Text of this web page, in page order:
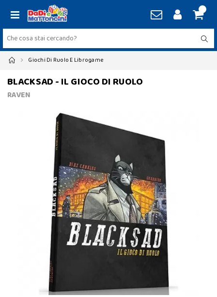
Giochi Di Ruolo E Librogame
BLACKSAD - IL GIOCO DI RUOLO
RAVEN